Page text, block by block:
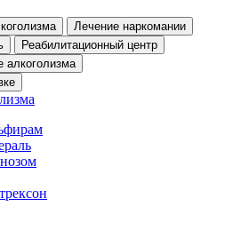
Лечение наркомании
Реабилитационный центр
алкоголизма